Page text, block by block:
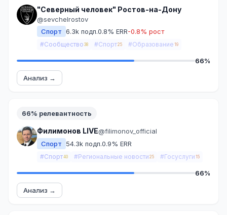
"Северный человек" Ростов-на-Дону
@sevchelrostov
Спорт 6.3k подп.0.8% ERR-0.8% рост
#Сообщество 38 #Спорт25 #Образование 19
66%
Анализ →
66% релевантность
Филимонов LIVE@filimonov_official
Спорт
54.3k подп.0.9% ERR
#Спорт40 #Региональные новости 25 #Госуслуги 15
66%
Анализ →